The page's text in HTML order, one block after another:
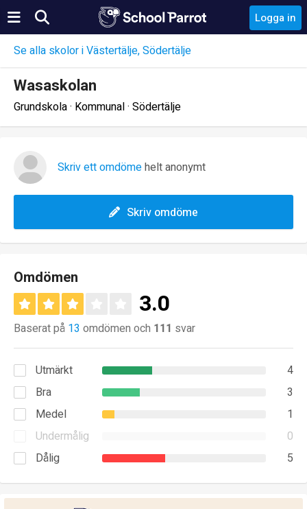
Logga in
Se alla skolor i Västertälje, Södertälje
Wasaskolan
Grundskola · Kommunal · Södertälje
Skriv ett omdömehelt anonymt
Skriv omdöme
Omdömen
3.0
Baserat på 13 omdömen och 111 svar
Utmärkt
4
Bra
3
Medel
1
Undermålig
0
Dålig
5